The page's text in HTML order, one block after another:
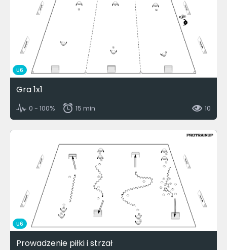
U6
Gra 1x1
0 - 100% 15 min 10
U6
Prowadzenie piłki i strzał